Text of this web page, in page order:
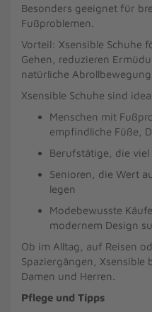
Besonders geeignet für
Fußproblemen.
Vorteil: Xsensible Schuhe
Gehen, reduzieren
natürliche Abrollbewegung
Xsensible Schuhe sind
Menschen mit
empfindliche Füße,
Berufstätige, die
Senioren, die Wert
legen
Modebewusste
modernem Design
Ob im Alltag, auf Reisen
Spaziergängen, Xsensible
Damen und Herren.
Pflege und Tipps